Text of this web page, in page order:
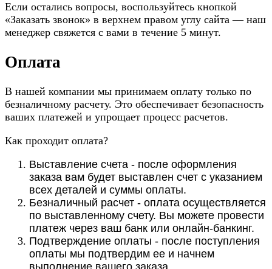
Если остались вопросы, воспользуйтесь кнопкой
«Заказать звонок» в верхнем правом углу сайта — наш
менеджер свяжется с вами в течение 5 минут.
Оплата
В нашей компании мы принимаем оплату только по
безналичному расчету. Это обеспечивает безопасность
ваших платежей и упрощает процесс расчетов.
Как проходит оплата?
Выставление счета - после оформления
заказа вам будет выставлен счет с указанием
всех деталей и суммы оплаты.
Безналичный расчет - оплата осуществляется
по выставленному счету. Вы можете провести
платеж через ваш банк или онлайн-банкинг.
Подтверждение оплаты - после поступления
оплаты мы подтвердим ее и начнем